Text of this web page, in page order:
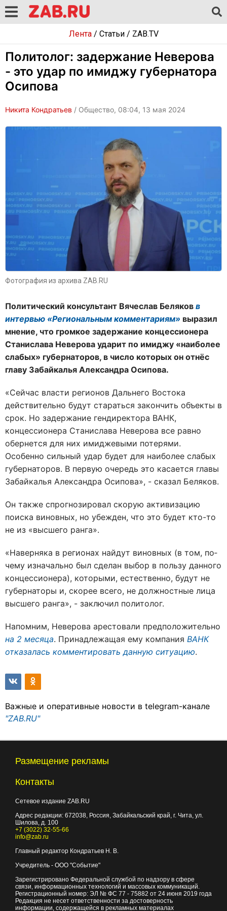
Лента/ Статьи/ ZAB.TV
Политолог: задержание Неверова
- это удар по имиджу губернатора
Осипова
Никита Кондратьев / Общество, 08:04, 13 мая 2024
Фотография из архива ZAB.RU
Политический консультант Вячеслав Беляков в
интервью «Региональным комментариям» выразил
мнение, что громкое задержание концессионера
Станислава Неверова ударит по имиджу «наиболее
слабых» губернаторов, в число которых он отнёс
главу Забайкалья Александра Осипова.
«Сейчас власти регионов Дальнего Востока
действительно будут стараться закончить объекты в
срок. Но задержание гендиректора ВАНК,
концессионера Станислава Неверова все равно
обернется для них имиджевыми потерями.
Особенно сильный удар будет для наиболее слабых
губернаторов. В первую очередь это касается главы
Забайкалья Александра Осипова», - сказал Беляков.
Он также спрогнозировал скорую активизацию
поиска виновных, но убежден, что это будет кто-то
не из «высшего ранга».
«На­вер­ня­ка в ре­ги­о­нах най­дут ви­нов­ных (в том, по­
че­му из­на­чаль­но был сде­лан вы­бор в поль­зу дан­но­го
кон­цес­си­о­не­ра), ко­то­ры­ми, есте­ствен­но, бу­дут не
гу­бер­на­то­ры и, ско­рее все­го, не долж­ност­ные лица
выс­ше­го ран­га», - заключил политолог.
Напомним, Неверова арестовали предположительно
на 2 месяца. Принадлежащая ему компания ВАНК
отказалась комментировать данную ситуацию.
Важные и оперативные новости в telegram-канале
"ZAB.RU"
Размещение рекламы
Контакты
Сетевое издание ZAB.RU
Адрес редакции: 672038 , Россия, Забайкальский край, г. Чита ул.
Шилова, д. 100
+7 (3022) 32-55-66
info@zab.ru
Главный редактор Кондратьев Н. В.
Учредитель - ООО "Событие"
Зарегистрировано Федеральной службой по надзору в сфере
связи, информационных технологий и массовых коммуникаций.
Регистрационный номер: ЭЛ № ФС 77 - 75882 от 24 июня 2019 года
Редакция не несет ответственности за достоверность
информации, содержащейся в рекламных материалах